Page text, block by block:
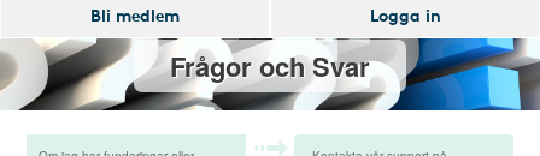
Bli medlem
Logga in
Frågor och Svar